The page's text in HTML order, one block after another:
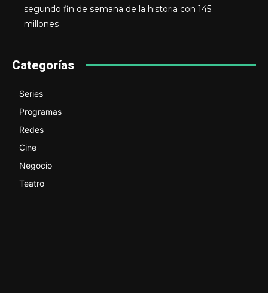
segundo fin de semana de la historia con 145
millones
Categorías
Series
Programas
Redes
Cine
Negocio
Teatro